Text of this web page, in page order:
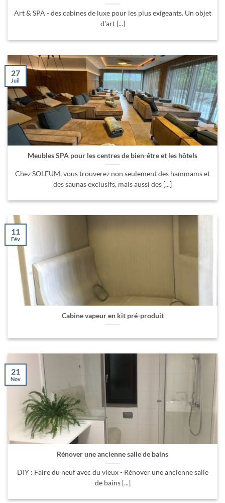
Art & SPA - des cabines de luxe pour les plus exigeants. Un objet
d'art [...]
Meubles SPA pour les centres de bien-être et les hôtels
Chez SOLEUM, vous trouverez non seulement des hammams et
des saunas exclusifs, mais aussi des [...]
27
Juil
Cabine vapeur en kit pré-produit
11
Fév
Rénover une ancienne salle de bains
DIY : Faire du neuf avec du vieux - Rénover une ancienne salle
de bains [...]
21
Nov